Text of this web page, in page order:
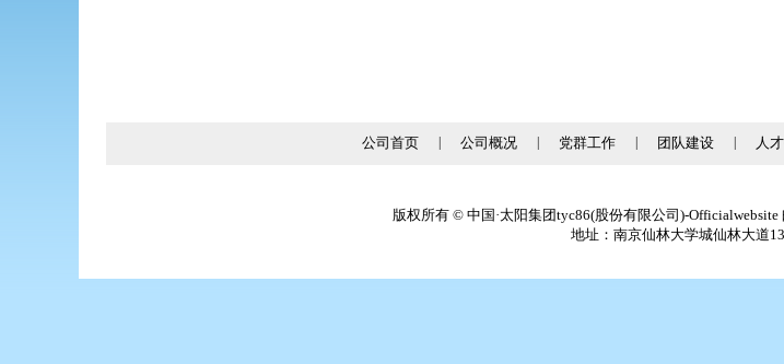
公司首页 公司概况 党群工作 团队建设 人
版权所有 © 中国·太阳集团tyc86(股份有限公司)-Officialwebsite
地址：南京仙林大学城仙林大道